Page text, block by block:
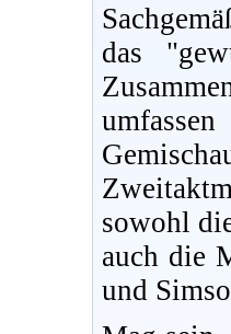
das
sowohl
auch die
und